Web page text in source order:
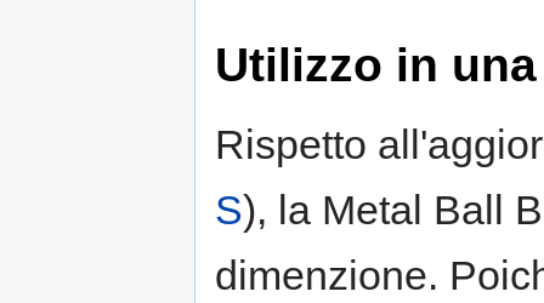
Utilizzo in
Rispetto
S), la Metal Ball
dimenzione.